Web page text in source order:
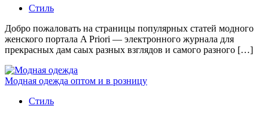
Стиль
Добро пожаловать на страницы популярных статей модного
женского портала A Priori — электронного журнала для
прекрасных дам саых разных взглядов и самого разного […]
Модная одежда оптом и в розницу
Стиль